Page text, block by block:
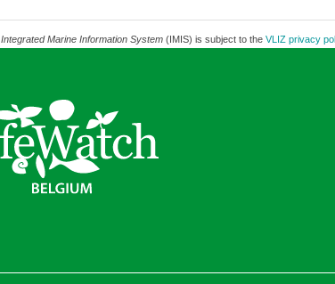
Integrated Marine Information System(IMIS) is subject to the VLIZ privacy